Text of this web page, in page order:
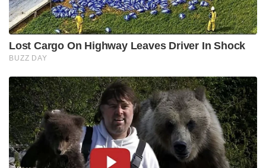
Lost Cargo On Highway Leaves Driver In Shock
BUZZ DAY